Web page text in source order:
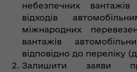
небезпечних
відходів
міжнародних
вантажів
відповідно до переліку
Залишити заяви